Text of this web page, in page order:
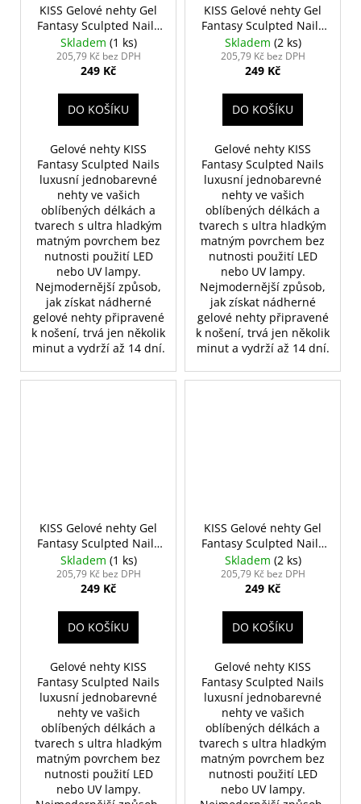
KISS Gelové nehty Gel
Fantasy Sculpted Nails
- Life
Skladem (1 ks)
205,79 Kč bez DPH
249 Kč
DO KOŠÍKU
Gelové nehty KISS
Fantasy Sculpted Nails
luxusní jednobarevné
nehty ve vašich
oblíbených délkách a
tvarech s ultra hladkým
matným povrchem bez
nutnosti použití LED
nebo UV lampy.
Nejmodernější způsob,
jak získat nádherné
gelové nehty připravené
k nošení, trvá jen několik
minut a vydrží až 14 dní.
KISS Gelové nehty Gel
Fantasy Sculpted Nails
- Night After
Skladem (2 ks)
205,79 Kč bez DPH
249 Kč
DO KOŠÍKU
Gelové nehty KISS
Fantasy Sculpted Nails
luxusní jednobarevné
nehty ve vašich
oblíbených délkách a
tvarech s ultra hladkým
matným povrchem bez
nutnosti použití LED
nebo UV lampy.
Nejmodernější způsob,
jak získat nádherné
gelové nehty připravené
k nošení, trvá jen několik
minut a vydrží až 14 dní.
KISS Gelové nehty Gel
Fantasy Sculpted Nails
- Start Over
Skladem (1 ks)
205,79 Kč bez DPH
249 Kč
DO KOŠÍKU
Gelové nehty KISS
Fantasy Sculpted Nails
luxusní jednobarevné
nehty ve vašich
oblíbených délkách a
tvarech s ultra hladkým
matným povrchem bez
nutnosti použití LED
nebo UV lampy.
KISS Gelové nehty Gel
Fantasy Sculpted Nails
- Sunshine Beauty
Skladem (2 ks)
205,79 Kč bez DPH
249 Kč
DO KOŠÍKU
Gelové nehty KISS
Fantasy Sculpted Nails
luxusní jednobarevné
nehty ve vašich
oblíbených délkách a
tvarech s ultra hladkým
matným povrchem bez
nutnosti použití LED
nebo UV lampy.